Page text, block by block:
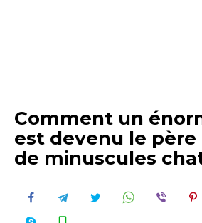
Comment un
est devenu le
de minuscules